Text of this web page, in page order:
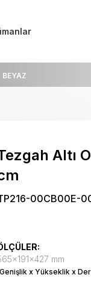
BEYAZ
Altı
00CB00E-
mm
x Yükseklik x